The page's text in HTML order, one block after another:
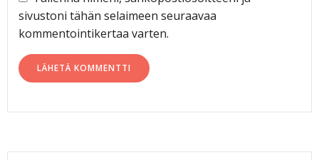
sivustoni tähän selaimeen seuraavaa
kommentointikertaa varten.